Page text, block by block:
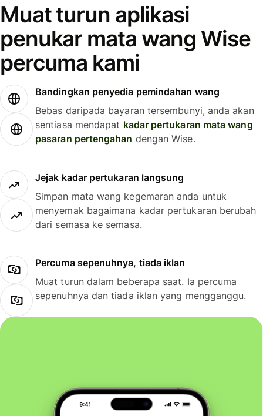
Muat turun aplikasi
penukar mata wang Wise
percuma kami
Bandingkan penyedia pemindahan wang
Bebas daripada bayaran tersembunyi, anda akan
sentiasa mendapat kadar pertukaran mata wang
pasaran pertengahan dengan Wise.
Jejak kadar pertukaran langsung
Simpan mata wang kegemaran anda untuk
menyemak bagaimana kadar pertukaran berubah
dari semasa ke semasa.
Percuma sepenuhnya, tiada iklan
Muat turun dalam beberapa saat. Ia percuma
sepenuhnya dan tiada iklan yang mengganggu.